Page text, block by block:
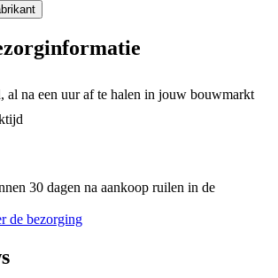
al na een uur af te halen in jouw bouwmarkt
30 dagen na aankoop ruilen in de
de bezorging